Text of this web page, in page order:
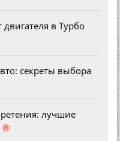
в Турбо
секреты выбора
лучшие
®